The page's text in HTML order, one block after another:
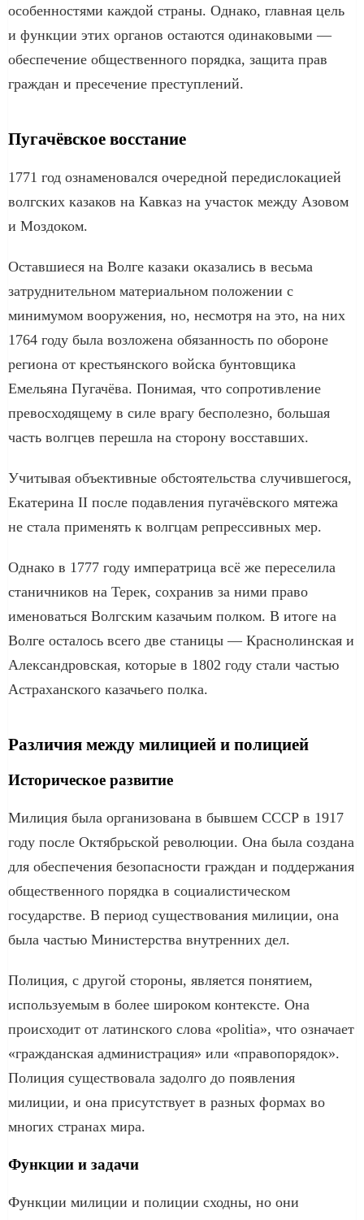
особенностями каждой страны. Однако, главная цель
и функции этих органов остаются одинаковыми —
обеспечение общественного порядка, защита прав
граждан и пресечение преступлений.
Пугачёвское восстание
1771 год ознаменовался очередной передислокацией
волгских казаков на Кавказ на участок между Азовом
и Моздоком.
Оставшиеся на Волге казаки оказались в весьма
затруднительном материальном положении с
минимумом вооружения, но, несмотря на это, на них
1764 году была возложена обязанность по обороне
региона от крестьянского войска бунтовщика
Емельяна Пугачёва. Понимая, что сопротивление
превосходящему в силе врагу бесполезно, большая
часть волгцев перешла на сторону восставших.
Учитывая объективные обстоятельства случившегося,
Екатерина II после подавления пугачёвского мятежа
не стала применять к волгцам репрессивных мер.
Однако в 1777 году императрица всё же переселила
станичников на Терек, сохранив за ними право
именоваться Волгским казачьим полком. В итоге на
Волге осталось всего две станицы — Краснолинская и
Александровская, которые в 1802 году стали частью
Астраханского казачьего полка.
Различия между милицией и полицией
Историческое развитие
Милиция была организована в бывшем СССР в 1917
году после Октябрьской революции. Она была создана
для обеспечения безопасности граждан и поддержания
общественного порядка в социалистическом
государстве. В период существования милиции, она
была частью Министерства внутренних дел.
Полиция, с другой стороны, является понятием,
используемым в более широком контексте. Она
происходит от латинского слова «politia», что означает
«гражданская администрация» или «правопорядок».
Полиция существовала задолго до появления
милиции, и она присутствует в разных формах во
многих странах мира.
Функции и задачи
Функции милиции и полиции сходны, но они